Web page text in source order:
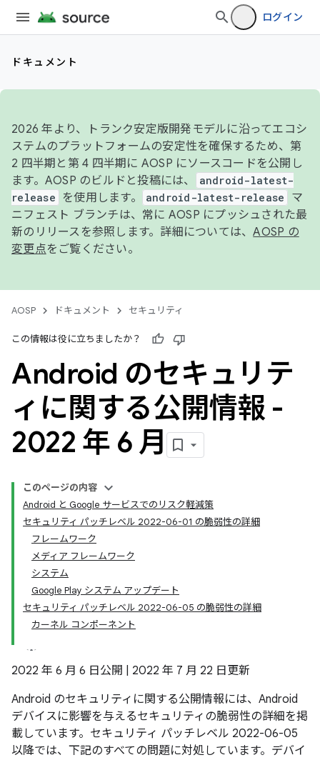
ログイン
ドキュメント
2026 年より、トランク安定版開発モデルに沿ってエコシ
ステムのプラットフォームの安定性を確保するため、第
2 四半期と第 4 四半期に AOSP にソースコードを公開し
ます。AOSP のビルドと投稿には、
android-latest-
release
を使用します。 android-latest-release
マ
ニフェスト ブランチは、常に AOSP にプッシュされた最
新のリリースを参照します。詳細については、AOSP の
変更点をご覧ください。
AOSP ドキュメント セキュリティ
この情報は役に立ちましたか？
Android のセキュリテ
ィに関する公開情報 -
2022 年 6 月
このページの内容
Android と Google サービスでのリスク軽減策
セキュリティ パッチレベル 2022-06-01 の脆弱性の詳細
フレームワーク
メディア フレームワーク
システム
Google Play システム アップデート
セキュリティ パッチレベル 2022-06-05 の脆弱性の詳細
カーネル コンポーネント
2022 年 6 月 6 日公開 | 2022 年 7 月 22 日更新
Android のセキュリティに関する公開情報には、Android
デバイスに影響を与えるセキュリティの脆弱性の詳細を掲
載しています。セキュリティ パッチレベル 2022-06-05
以降では、下記のすべての問題に対処しています。デバイ